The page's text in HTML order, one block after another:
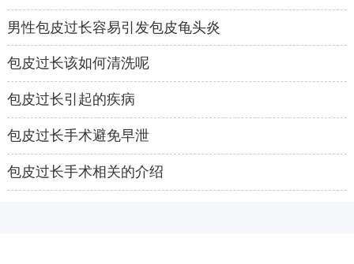
男性包皮过长容易引发包皮龟头炎
包皮过长该如何清洗呢
包皮过长引起的疾病
包皮过长手术避免早泄
包皮过长手术相关的介绍